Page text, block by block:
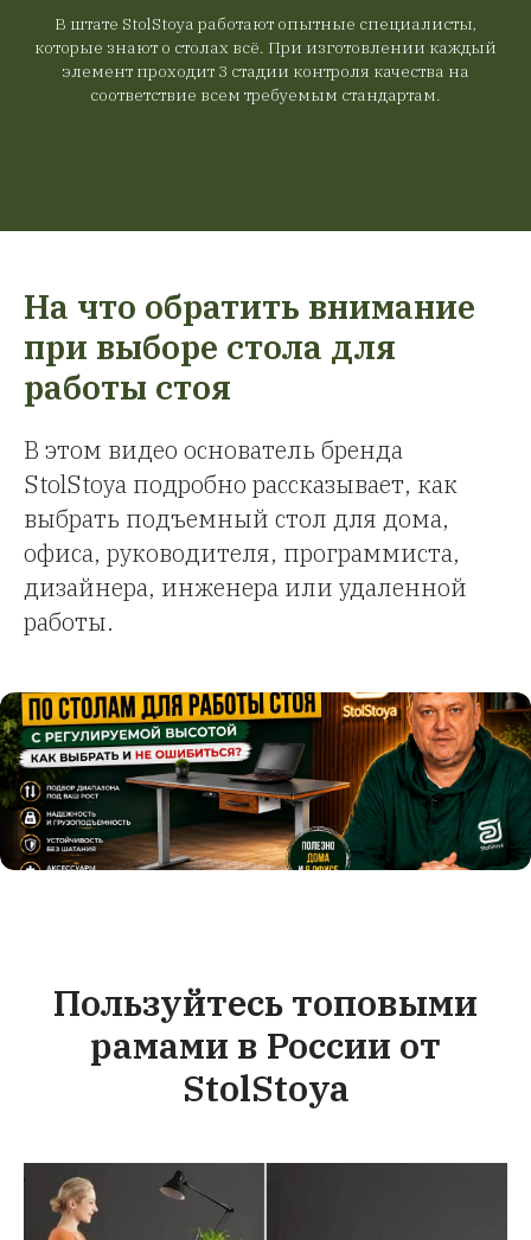
В штате StolStoya работают опытные специалисты,
которые знают о столах всё. При изготовлении каждый
элемент проходит 3 стадии контроля качества на
соответствие всем требуемым стандартам.
На что обратить внимание
при выборе стола для
работы стоя
В этом видео основатель бренда
StolStoya подробно рассказывает, как
выбрать подъемный стол для дома,
офиса, руководителя, программиста,
дизайнера, инженера или удаленной
работы.
Пользуйтесь топовыми
рамами в России от
StolStoya